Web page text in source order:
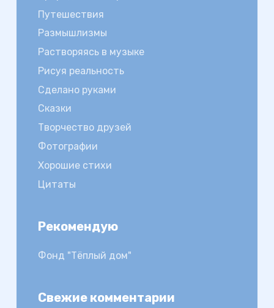
Путешествия
Размышлизмы
Растворяясь в музыке
Рисуя реальность
Сделано руками
Сказки
Творчество друзей
Фотографии
Хорошие стихи
Цитаты
Рекомендую
Фонд "Тёплый дом"
Свежие комментарии